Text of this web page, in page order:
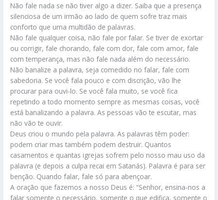
Não fale nada se não tiver algo a dizer. Saiba que a presença
silenciosa de um irmão ao lado de quem sofre traz mais
conforto que uma multidão de palavras.
Não fale qualquer coisa, não fale por falar. Se tiver de exortar
ou corrigir, fale chorando, fale com dor, fale com amor, fale
com temperança, mas não fale nada além do necessário.
Não banalize a palavra, seja comedido no falar, fale com
sabedoria. Se você fala pouco e com discrição, vão lhe
procurar para ouvi-lo. Se você fala muito, se você fica
repetindo a todo momento sempre as mesmas coisas, você
está banalizando a palavra. As pessoas vão te escutar, mas
não vão te ouvir.
Deus criou o mundo pela palavra. As palavras têm poder:
podem criar mas também podem destruir. Quantos
casamentos e quantas igrejas sofrem pelo nosso mau uso da
palavra (e depois a culpa recai em Satanás). Palavra é para ser
benção. Quando falar, fale só para abençoar.
A oração que fazemos a nosso Deus é: “Senhor, ensina-nos a
falar somente o necessário, somente o que edifica, somente o